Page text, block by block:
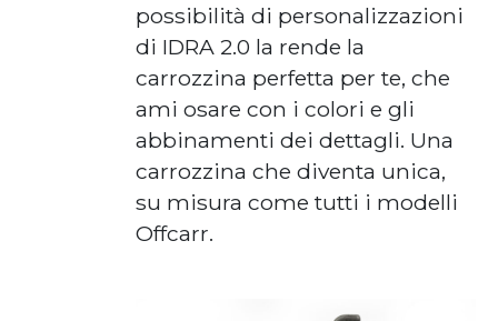
possibilità di personalizzazioni
di IDRA 2.0 la rende la
carrozzina perfetta per te, che
ami osare con i colori e gli
abbinamenti dei dettagli. Una
carrozzina che diventa unica,
su misura come tutti i modelli
Offcarr.